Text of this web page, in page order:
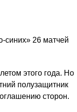
синих» 26 матчей
этого года. Но
полузащитник
сторон.